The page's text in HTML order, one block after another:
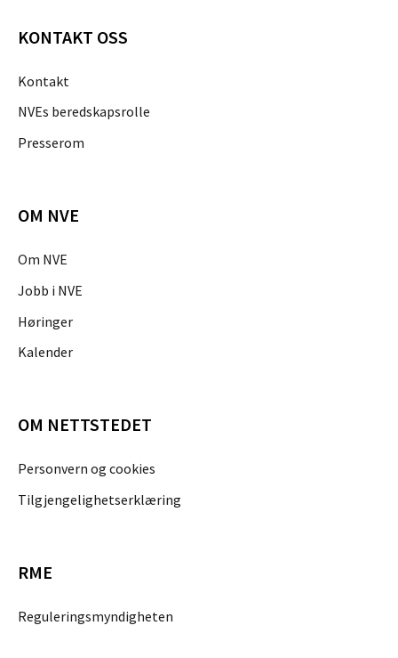
KONTAKT OSS
Kontakt
NVEs beredskapsrolle
Presserom
OM NVE
Om NVE
Jobb i NVE
Høringer
Kalender
OM NETTSTEDET
Personvern og cookies
Tilgjengelighetserklæring
RME
Reguleringsmyndigheten